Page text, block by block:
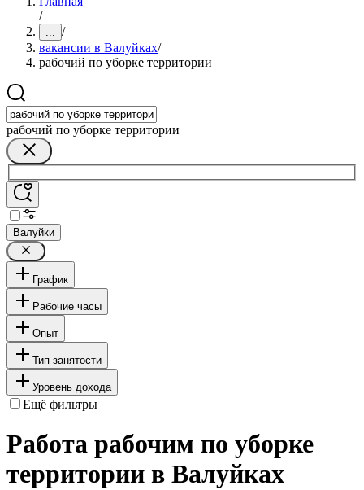
/
... /
вакансии в Валуйках/
рабочий по уборке территории
рабочий по уборке территории
Валуйки
График
Рабочие часы
Опыт
Тип занятости
Уровень дохода
Ещё фильтры
Работа рабочим по уборке
территории в Валуйках